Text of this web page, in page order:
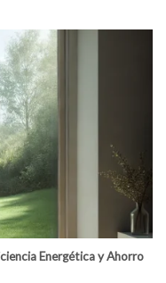
Energética y Ahorro